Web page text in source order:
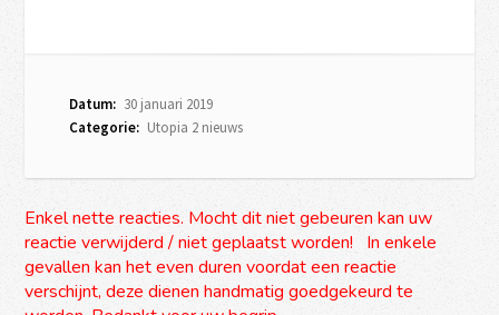
Datum: 30 januari 2019
Categorie: Utopia 2 nieuws
Enkel nette reacties. Mocht dit niet gebeuren kan uw
reactie verwijderd / niet geplaatst worden! In enkele
gevallen kan het even duren voordat een reactie
verschijnt, deze dienen handmatig goedgekeurd te